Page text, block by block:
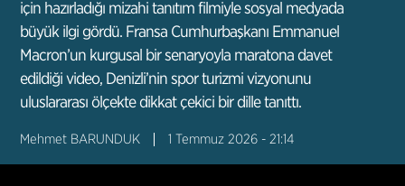
için hazırladığı mizahi tanıtım filmiyle sosyal medyada
büyük ilgi gördü. Fransa Cumhurbaşkanı Emmanuel
Macron’un kurgusal bir senaryoyla maratona davet
edildiği video, Denizli’nin spor turizmi vizyonunu
uluslararası ölçekte dikkat çekici bir dille tanıttı.
Mehmet BARUNDUK 1 Temmuz 2026 - 21:14